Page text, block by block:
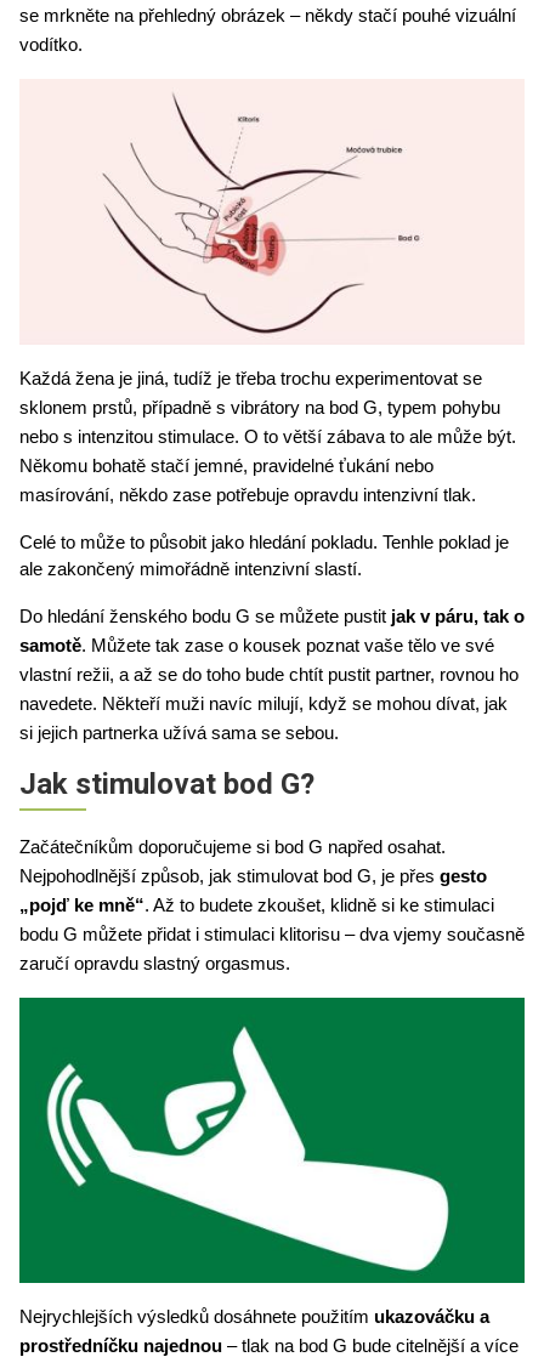
se mrkněte na přehledný obrázek – někdy stačí pouhé vizuální
vodítko.
Každá žena je jiná, tudíž je třeba trochu experimentovat se
sklonem prstů, případně s vibrátory na bod G, typem pohybu
nebo s intenzitou stimulace. O to větší zábava to ale může být.
Někomu bohatě stačí jemné, pravidelné ťukání nebo
masírování, někdo zase potřebuje opravdu intenzivní tlak.
Celé to může to působit jako hledání pokladu. Tenhle poklad je
ale zakončený mimořádně intenzivní slastí.
Do hledání ženského bodu G se můžete pustit jak v páru, tak o
samotě. Můžete tak zase o kousek poznat vaše tělo ve své
vlastní režii, a až se do toho bude chtít pustit partner, rovnou ho
navedete. Někteří muži navíc milují, když se mohou dívat, jak
si jejich partnerka užívá sama se sebou.
Jak stimulovat bod G?
Začátečníkům doporučujeme si bod G napřed osahat.
Nejpohodlnější způsob, jak stimulovat bod G, je přes gesto
„pojď ke mně“. Až to budete zkoušet, klidně si ke stimulaci
bodu G můžete přidat i stimulaci klitorisu – dva vjemy současně
zaručí opravdu slastný orgasmus.
Nejrychlejších výsledků dosáhnete použitím ukazováčku a
prostředníčku najednou – tlak na bod G bude citelnější a více